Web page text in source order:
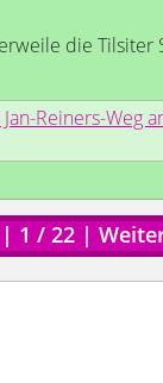
die Tilsiter
Reiners-Weg
| 1 / 22 |